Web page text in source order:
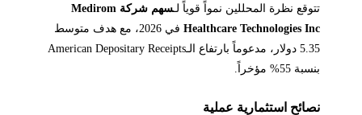
تتوقع نظرة المحللين نمواً قوياً لـ
سهم شركة Medirom
Healthcare Technologies Inc
في 2026، مع هدف متوسط
5.35 دولار، مدعوماً بارتفاع الـAmerican Depositary Receipts
بنسبة 55% مؤخراً.
نصائح استثمارية عملية